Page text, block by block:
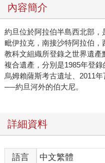
內容簡介
約旦位於阿拉伯半島西北部
毗伊拉克，南接沙特阿拉伯
教科文組織所登錄之世界遺
複合遺產，分別是1985年登
烏姆賴薩斯考古遺址、2011
──約旦河外的伯大尼。
詳細資料
語言 中文繁體